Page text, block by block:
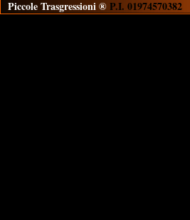
Piccole Trasgressioni ® P.I. 01974570382